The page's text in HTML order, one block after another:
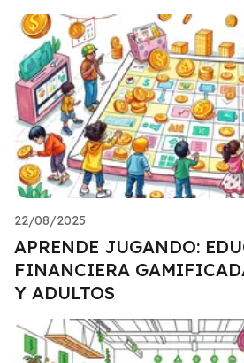
22/08/2025
APRENDE JUGANDO:
FINANCIERA
Y ADULTOS